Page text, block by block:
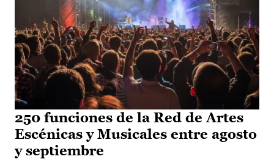
250 funciones de la Red de Artes
Escénicas y Musicales entre agosto
y septiembre